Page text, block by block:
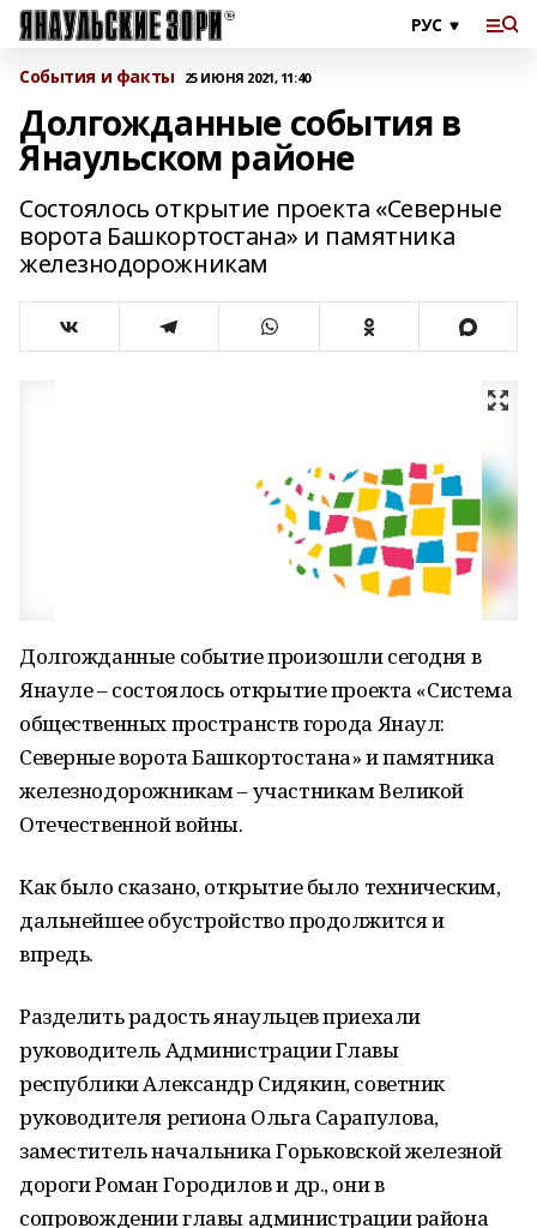
События и факты 25 ИЮНЯ 2021, 11:40
Долгожданные события в
Янаульском районе
Состоялось открытие проекта «Северные
ворота Башкортостана» и памятника
железнодорожникам
Долгожданные событие произошли сегодня в
Янауле – состоялось открытие проекта «Система
общественных пространств города Янаул:
Северные ворота Башкортостана» и памятника
железнодорожникам – участникам Великой
Отечественной войны.
Как было сказано, открытие было техническим,
дальнейшее обустройство продолжится и
впредь.
Разделить радость янаульцев приехали
руководитель Администрации Главы
республики Александр Сидякин, советник
руководителя региона Ольга Сарапулова,
заместитель начальника Горьковской железной
дороги Роман Городилов и др., они в
сопровождении главы администрации района